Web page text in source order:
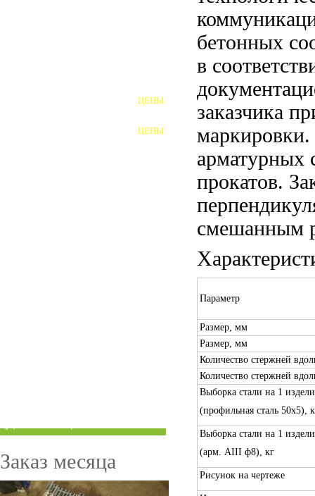
бетонных
в
заказчика
маркировки.
арматурных
прокатов.
смешанным
Параметр
Размер, мм
Размер, мм
Количество стержней
Количество стержней
Выборка стали на 1
(профильная сталь 50х5),
Выборка стали на 1
(арм. AIII ф8), кг
Рисунок на чертеже
ЦЕНЫ
ЦЕНЫ
Заказ месяца